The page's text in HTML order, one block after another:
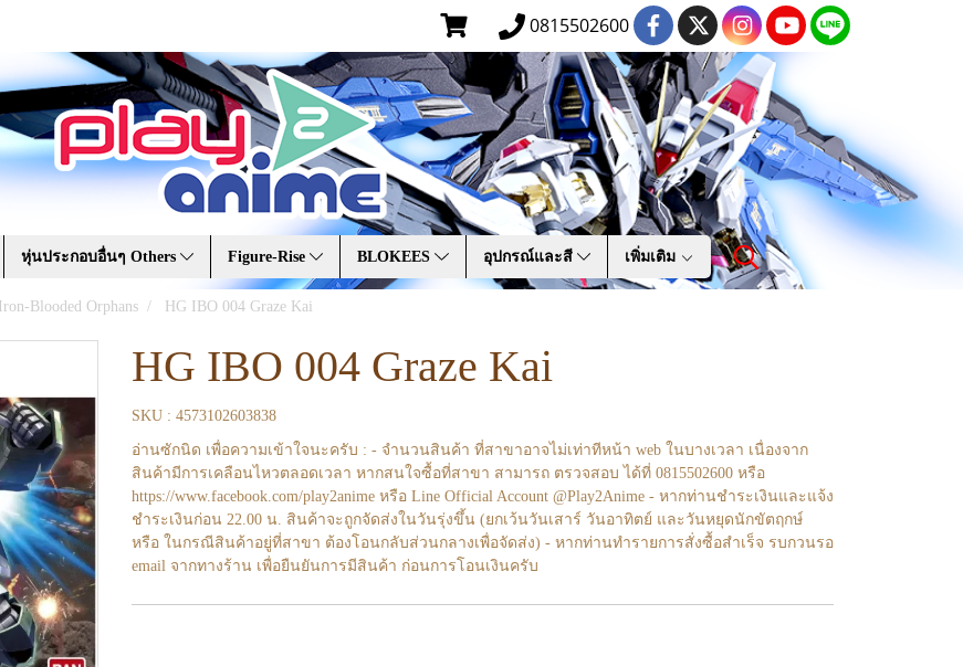
0815502600
หุ่นประกอบอื่นๆ Others Figure-Rise BLOKEES อุปกรณ์และสี เพิ่มเติม
Iron-Blooded Orphans HG IBO 004 Graze Kai
HG IBO 004 Graze Kai
SKU : 4573102603838
อ่านซักนิด เพื่อความเข้าใจนะครับ : - จำนวนสินค้า ที่สาขาอาจไม่เท่าทีหน้า web ในบางเวลา เนื่องจาก
สินค้ามีการเคลือนไหวตลอดเวลา หากสนใจซื้อที่สาขา สามารถ ตรวจสอบ ได้ที่ 0815502600 หรือ
https://www.facebook.com/play2anime หรือ Line Official Account @Play2Anime - หากท่านชำระเงินและแจ้ง
ชำระเงินก่อน 22.00 น. สินค้าจะถูกจัดส่งในวันรุ่งขึ้น (ยกเว้นวันเสาร์ วันอาทิตย์ และวันหยุดนักขัตฤกษ์
หรือ ในกรณีสินค้าอยู่ที่สาขา ต้องโอนกลับส่วนกลางเพื่อจัดส่ง) - หากท่านทำรายการสั่งซื้อสำเร็จ รบกวนรอ
email จากทางร้าน เพื่อยืนยันการมีสินค้า ก่อนการโอนเงินครับ